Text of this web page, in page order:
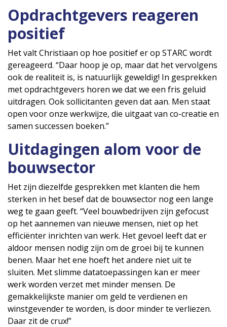
Opdrachtgevers reageren
positief
Het valt Christiaan op hoe positief er op STARC wordt
gereageerd. “Daar hoop je op, maar dat het vervolgens
ook de realiteit is, is natuurlijk geweldig! In gesprekken
met opdrachtgevers horen we dat we een fris geluid
uitdragen. Ook sollicitanten geven dat aan. Men staat
open voor onze werkwijze, die uitgaat van co-creatie en
samen successen boeken.”
Uitdagingen alom voor de
bouwsector
Het zijn diezelfde gesprekken met klanten die hem
sterken in het besef dat de bouwsector nog een lange
weg te gaan geeft. “Veel bouwbedrijven zijn gefocust
op het aannemen van nieuwe mensen, niet op het
efficiënter inrichten van werk. Het gevoel leeft dat er
aldoor mensen nodig zijn om de groei bij te kunnen
benen. Maar het ene hoeft het andere niet uit te
sluiten. Met slimme datatoepassingen kan er meer
werk worden verzet met minder mensen. De
gemakkelijkste manier om geld te verdienen en
winstgevender te worden, is door minder te verliezen.
Daar zit de crux!”